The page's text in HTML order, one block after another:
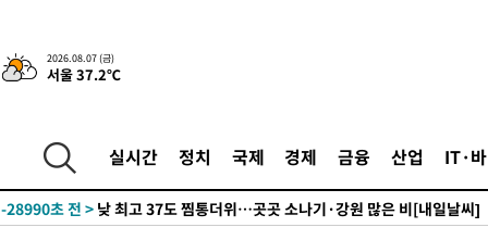
2026.08.07 (금)
서울 37.2℃
실시간 정치 국제 경제 금융 산업 IT·
-3226초 전 >민주 콩고 에볼라환자 4천명 돌파, 4053명 발생 1850명 사망
-31092초 전 > "낮 기온 소폭 하락"…수도권 폭염중대경보, 폭염경보로 하향
-31019초 전 >
[단독]중수청 지원 검사들, 정원 초과 시 낮은 계급 임용…희망
-28990초 전 >
-27296초 전 > SK하이닉스, 용인·청주 팹에 54조 투자…"AI 메모리 수요 선